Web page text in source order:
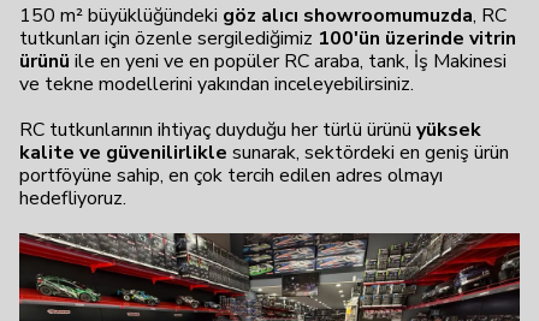
150 m² büyüklüğündeki göz alıcı showroomumuzda, RC
tutkunları için özenle sergilediğimiz 100'ün üzerinde vitrin
ürünü ile en yeni ve en popüler RC araba, tank, İş Makinesi
ve tekne modellerini yakından inceleyebilirsiniz.
RC tutkunlarının ihtiyaç duyduğu her türlü ürünü yüksek
kalite ve güvenilirlikle sunarak, sektördeki en geniş ürün
portföyüne sahip, en çok tercih edilen adres olmayı
hedefliyoruz.